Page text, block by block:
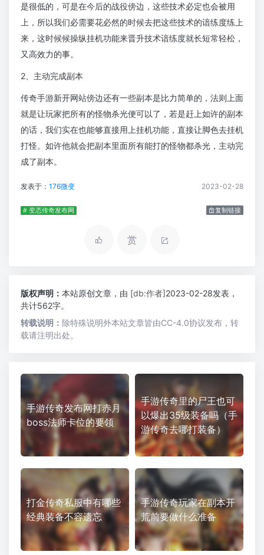
是很低的，可是在今后的战役傍边，这些技术必定也会被用
上，所以我们必需要花必然的时候去把这些技术的谙练度练上
来，这时候候操纵挂机功能来晋升技术谙练度就长短常轻松，
又高效力的事。
2、主动完成副本
传奇手游新开网站傍边还有一些副本是比力简单的，法则上面
就是让玩家把所有的怪物杀光便可以了，若是赶上如许的副本
的话，我们实在也能够直接用上挂机功能，直接让脚色去挂机
打怪。如许他就会把副本里面所有能打的怪物都杀光，主动完
成了副本。
发表于： 176微变 2023-02-28
# 变态传奇发布网 复制链接
赏
版权声明： 本站原创文章，由 [db:作者]2023-02-28发表，
共计562字。
转载说明： 除特殊说明外本站文章皆由CC-4.0协议发布，转
载请注明出处。
手游传奇发布网打赤月
boss法师卡位的要领
手游传奇里的尸王也可
以爆出35级装备吗（手
游传奇去哪打装备）
打金传奇私服中有哪些
经典装备不容遗忘
手游传奇玩家在副本开
荒前要做什么准备